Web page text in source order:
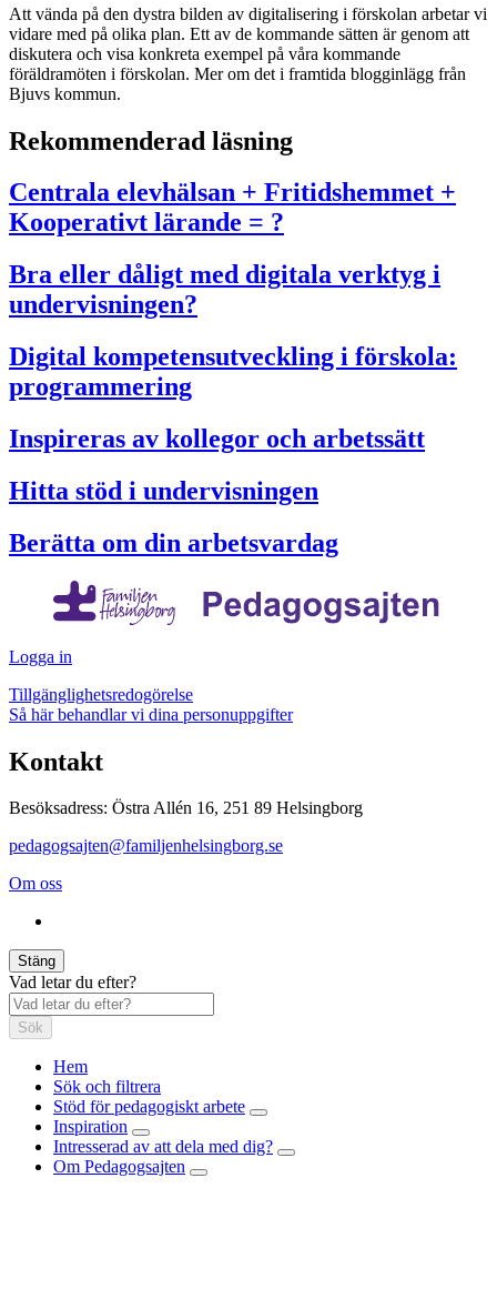
Att vända på den dystra bilden av digitalisering i förskolan arbetar vi
vidare med på olika plan. Ett av de kommande sätten är genom att
diskutera och visa konkreta exempel på våra kommande
föräldramöten i förskolan. Mer om det i framtida blogginlägg från
Bjuvs kommun.
Rekommenderad läsning
Centrala elevhälsan + Fritidshemmet +
Kooperativt lärande = ?
Bra eller dåligt med digitala verktyg i
undervisningen?
Digital kompetensutveckling i förskola:
programmering
Inspireras av kollegor och arbetssätt
Hitta stöd i undervisningen
Berätta om din arbetsvardag
Logga in
Tillgänglighetsredogörelse
Så här behandlar vi dina personuppgifter
Kontakt
Besöksadress: Östra Allén 16, 251 89 Helsingborg
pedagogsajten@familjenhelsingborg.se
Om oss
Stäng
Vad letar du efter?
Sök
Hem
Sök och filtrera
Stöd för pedagogiskt arbete
Inspiration
Intresserad av att dela med dig?
Om Pedagogsajten